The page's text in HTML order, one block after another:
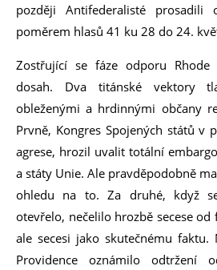
později Antifederalisté prosadili
poměrem hlasů 41 ku 28 do 24.
Zostřující se fáze odporu
dosah. Dva titánské vektory
obleženými a hrdinnými občany
Prvně, Kongres Spojených států v
agrese, hrozil uvalit totální
a státy Unie. Ale pravděpodobně
ohledu na to. Za druhé, když
otevřelo, nečelilo hrozbě secese od
ale secesi jako skutečnému faktu.
Providence oznámilo odtržení